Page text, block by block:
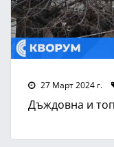
27 Март 2024 г.
Дъждовна и